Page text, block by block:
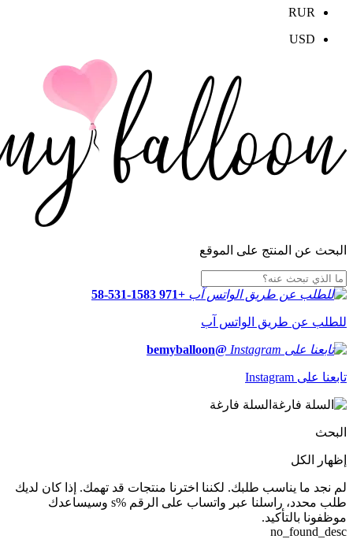
RUR
USD
البحث عن المنتج على الموقع
+971 58-531-1583
للطلب عن طريق الواتس آب
@bemyballoon
تابعنا على Instagram
السلة فارغة
البحث
إظهار الكل
لم نجد ما يناسب طلبك. لكننا اخترنا منتجات قد تهمك. إذا كان لديك
طلب محدد، راسلنا عبر واتساب على الرقم %s وسيساعدك
موظفونا بالتأكيد.
no_found_desc